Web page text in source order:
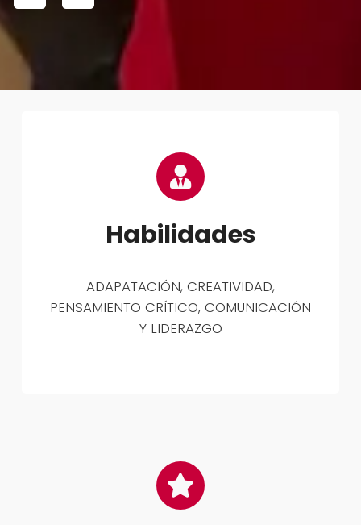
Habilidades
ADAPATACIÓN, CREATIVIDAD,
PENSAMIENTO CRÍTICO, COMUNICACIÓN
Y LIDERAZGO